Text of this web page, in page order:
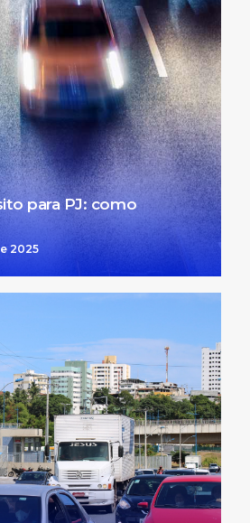
para PJ: como
2025